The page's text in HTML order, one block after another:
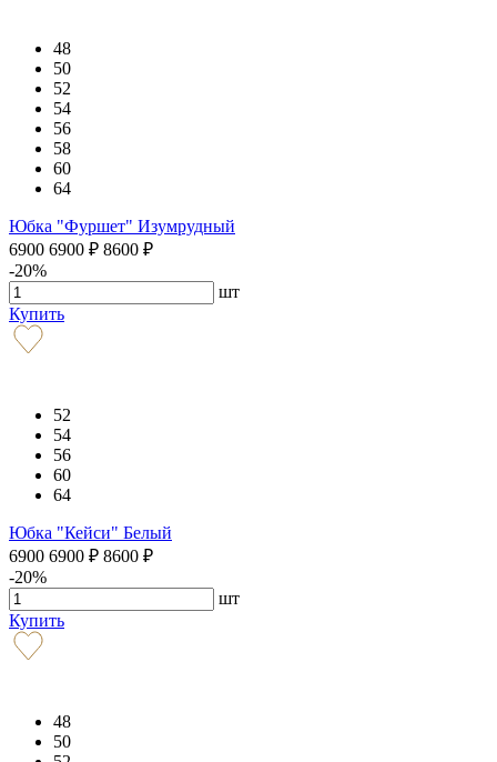
48
50
52
54
56
58
60
64
Юбка "Фуршет" Изумрудный
6900 6900 ₽ 8600 ₽
-20%
шт
Купить
52
54
56
60
64
Юбка "Кейси" Белый
6900 6900 ₽ 8600 ₽
-20%
шт
Купить
48
50